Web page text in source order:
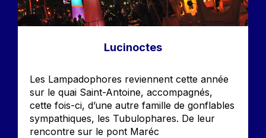
Lucinoctes
Les Lampadophores reviennent cette année
sur le quai Saint-Antoine, accompagnés,
cette fois-ci, d’une autre famille de gonflables
sympathiques, les Tubulophares. De leur
rencontre sur le pont Maréc